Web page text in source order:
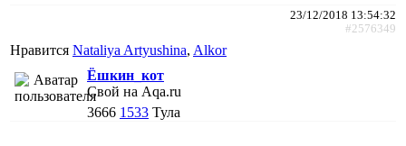
23/12/2018 13:54:32
#2576349
Нравится Nataliya Artyushina, Alkor
Ёшкин_кот
Свой на Aqa.ru
3666 1533 Тула